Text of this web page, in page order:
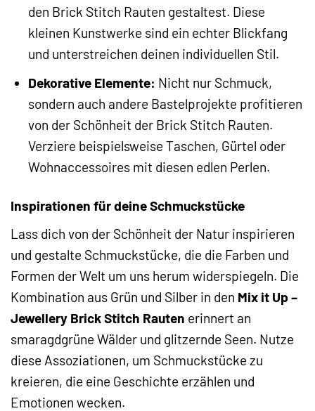
den Brick Stitch Rauten gestaltest. Diese
kleinen Kunstwerke sind ein echter Blickfang
und unterstreichen deinen individuellen Stil.
Dekorative Elemente: Nicht nur Schmuck,
sondern auch andere Bastelprojekte profitieren
von der Schönheit der Brick Stitch Rauten.
Verziere beispielsweise Taschen, Gürtel oder
Wohnaccessoires mit diesen edlen Perlen.
Inspirationen für deine Schmuckstücke
Lass dich von der Schönheit der Natur inspirieren
und gestalte Schmuckstücke, die die Farben und
Formen der Welt um uns herum widerspiegeln. Die
Kombination aus Grün und Silber in den Mix it Up –
Jewellery Brick Stitch Rauten erinnert an
smaragdgrüne Wälder und glitzernde Seen. Nutze
diese Assoziationen, um Schmuckstücke zu
kreieren, die eine Geschichte erzählen und
Emotionen wecken.